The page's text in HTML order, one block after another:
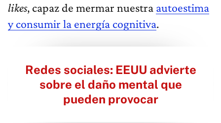
likes, capaz de mermar nuestra autoestima
y consumir la energía cognitiva.
Redes sociales: EEUU advierte
sobre el daño mental que
pueden provocar